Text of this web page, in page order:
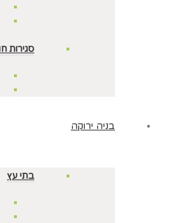
סגירות
בניה ירוקה
בתי עץ